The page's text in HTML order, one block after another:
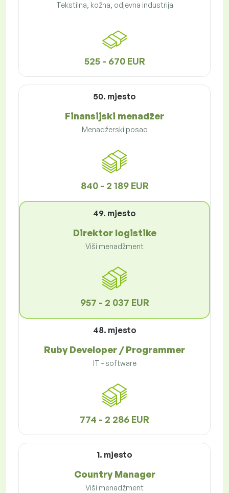
Tekstilna, kožna, odjevna industrija
525 - 670 EUR
50. mjesto
Finansijski menadžer
Menadžerski posao
840 - 2 189 EUR
49. mjesto
Direktor logistike
Viši menadžment
957 - 2 037 EUR
48. mjesto
Ruby Developer / Programmer
IT - software
774 - 2 286 EUR
1. mjesto
Country Manager
Viši menadžment